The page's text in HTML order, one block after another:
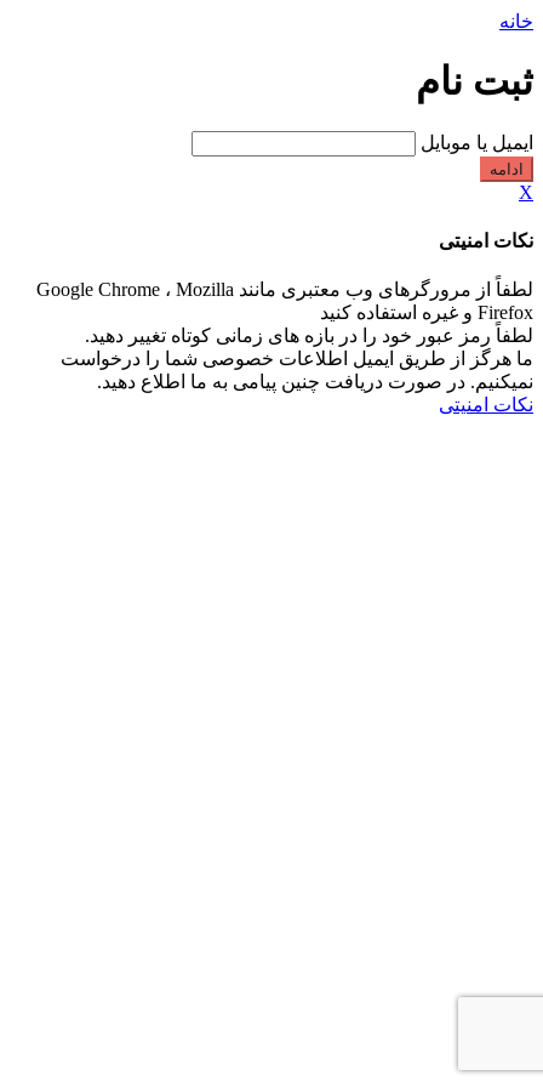
خانه
ثبت نام
ایمیل یا موبایل
ادامه
X
نکات امنیتی
لطفاً از مرورگرهای وب معتبری مانند Google Chrome ، Mozilla
Firefox و غیره استفاده کنید
لطفاً رمز عبور خود را در بازه های زمانی کوتاه تغییر دهید.
ما هرگز از طریق ایمیل اطلاعات خصوصی شما را درخواست
نمیکنیم. در صورت دریافت چنین پیامی به ما اطلاع دهید.
نکات امنیتی